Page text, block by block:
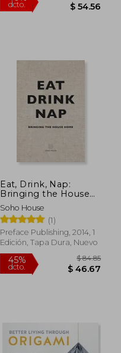
40%
Eat, Drink, Nap:
Bringing the House
Home (en Inglés)
Soho House
(1)
Preface Publishing, 2014, 1
Edición, Tapa Dura, Nuevo